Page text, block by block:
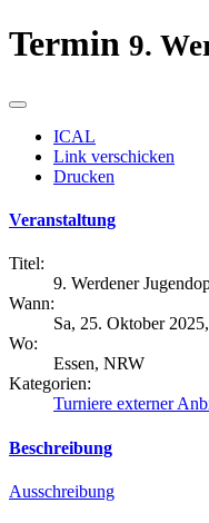
Termin 9.
ICAL
Link verschicken
Drucken
Veranstaltung
Titel:
9. Werdener
Wann:
Sa, 25. Oktober 2025,
Wo:
Essen, NRW
Kategorien:
Turniere externer
Beschreibung
Ausschreibung